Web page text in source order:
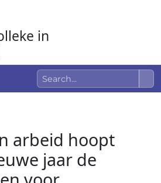
in
arbeid hoopt
jaar de